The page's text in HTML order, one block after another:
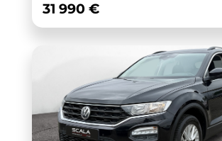
31 990 €